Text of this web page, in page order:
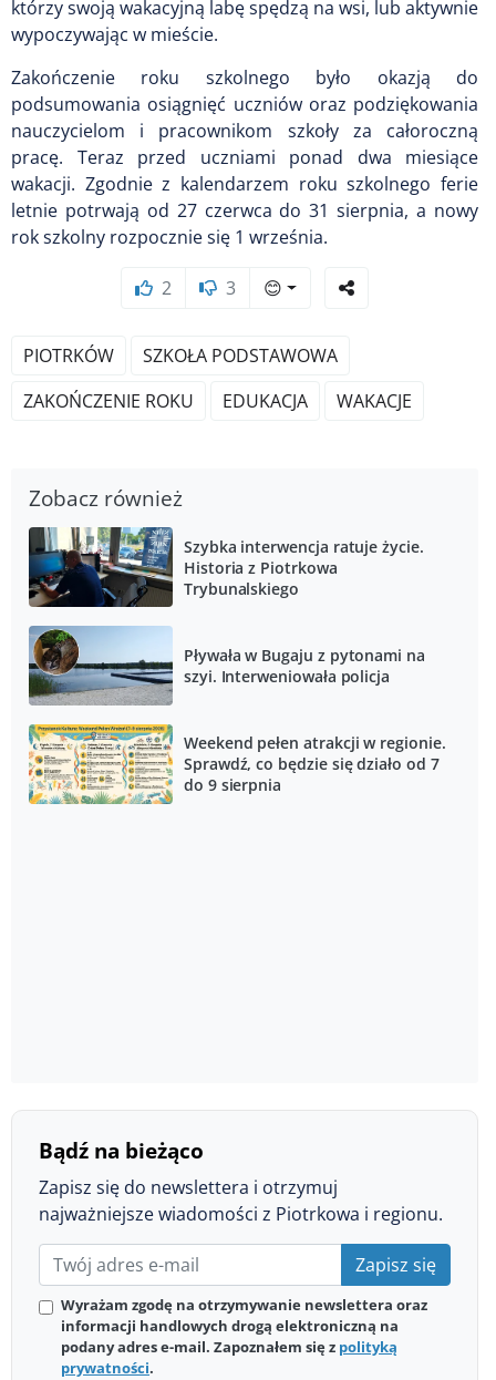
którzy swoją wakacyjną labę spędzą na wsi, lub aktywnie
wypoczywając w mieście.
Zakończenie roku szkolnego było okazją do
podsumowania osiągnięć uczniów oraz podziękowania
nauczycielom i pracownikom szkoły za całoroczną
pracę. Teraz przed uczniami ponad dwa miesiące
wakacji. Zgodnie z kalendarzem roku szkolnego ferie
letnie potrwają od 27 czerwca do 31 sierpnia, a nowy
rok szkolny rozpocznie się 1 września.
2 3 😊
PIOTRKÓW
SZKOŁA PODSTAWOWA
ZAKOŃCZENIE ROKU
EDUKACJA WAKACJE
Zobacz również
Szybka interwencja ratuje życie.
Historia z Piotrkowa
Trybunalskiego
Pływała w Bugaju z pytonami na
szyi. Interweniowała policja
Weekend pełen atrakcji w regionie.
Sprawdź, co będzie się działo od 7
do 9 sierpnia
Bądź na bieżąco
Zapisz się do newslettera i otrzymuj
najważniejsze wiadomości z Piotrkowa i regionu.
Zapisz się
Wyrażam zgodę na otrzymywanie newslettera oraz
informacji handlowych drogą elektroniczną na
podany adres e-mail. Zapoznałem się z polityką
prywatności.